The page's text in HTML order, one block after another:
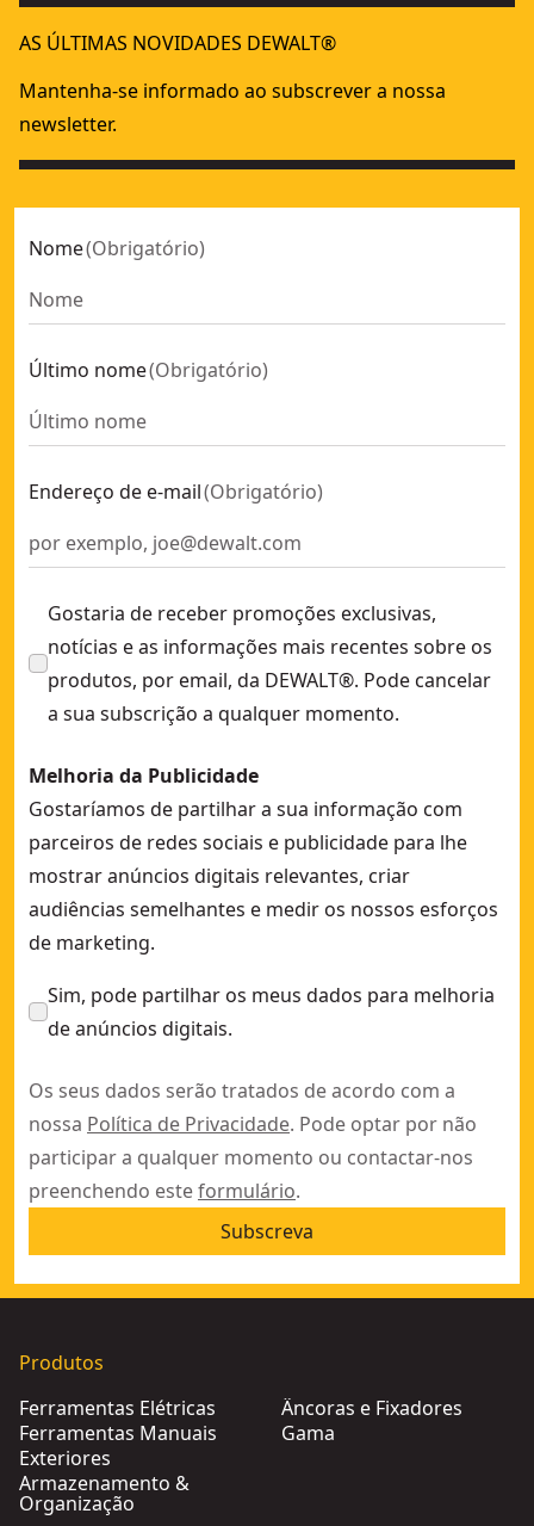
AS ÚLTIMAS NOVIDADES DEWALT®
Mantenha-se informado ao subscrever a nossa
newsletter.
Nome(Obrigatório)
Último nome(Obrigatório)
Endereço de e-mail(Obrigatório)
Gostaria de receber promoções exclusivas,
notícias e as informações mais recentes sobre os
produtos, por email, da DEWALT®. Pode cancelar
a sua subscrição a qualquer momento.
Melhoria da Publicidade
Gostaríamos de partilhar a sua informação com
parceiros de redes sociais e publicidade para lhe
mostrar anúncios digitais relevantes, criar
audiências semelhantes e medir os nossos esforços
de marketing.
Sim, pode partilhar os meus dados para melhoria
de anúncios digitais.
Os seus dados serão tratados de acordo com a
nossa Política de Privacidade. Pode optar por não
participar a qualquer momento ou contactar-nos
preenchendo esteformulário.
Subscreva
Produtos
Ferramentas Elétricas
Ferramentas Manuais
Exteriores
Armazenamento &
Organização
Âncoras e Fixadores
Gama